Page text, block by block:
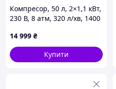
Компресор, 50 л, 2×1,1 кВт,
230 В, 8 атм, 320 л/хв, 1400
циліндри, 68 дБ
INTERTOOL PT-0027
14 999 ₴
Купити